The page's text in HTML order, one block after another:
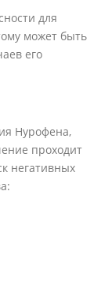
для
может быть
его
Нурофена,
проходит
негативных